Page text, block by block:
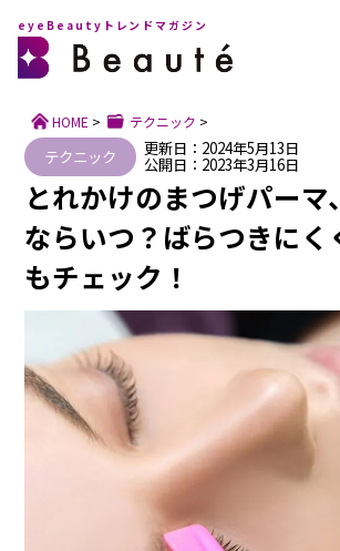
eyeBeautyトレンドマガジン
HOME > テクニック >
テクニック 更新日：2024年5月13日
公開日：2023年3月16日
とれかけのまつげパーマ
ならいつ？ばらつきにく
もチェック！